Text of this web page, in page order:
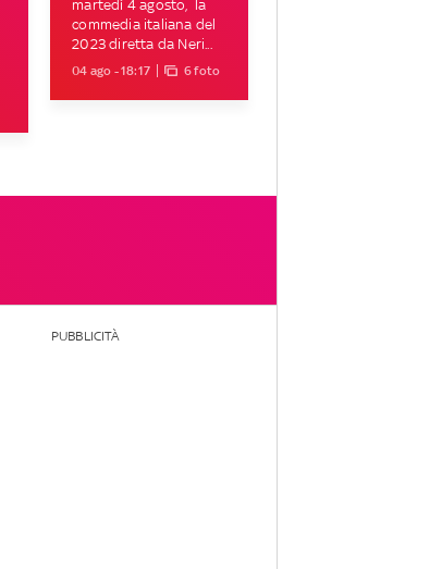
martedì 4 agosto, la
commedia italiana del
2023 diretta da Neri...
04 ago - 18:17 6 foto
PUBBLICITÀ